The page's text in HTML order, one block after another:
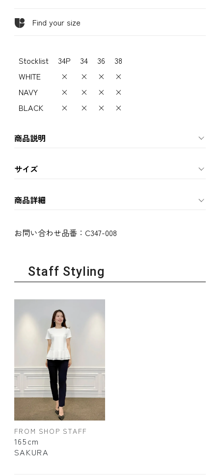
Find your size
Stocklist 34P 34 36
38
WHITE
× × ×
×
NAVY
× × ×
×
BLACK
× × × ×
商品説明
サイズ
商品詳細
お問い合わせ品番： C347-008
Staff Styling
FROM SHOP STAFF
165cm
SAKURA